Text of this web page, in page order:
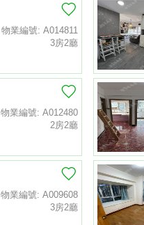
物業編號: A014811
3房2廳
物業編號: A012480
2房2廳
物業編號: A009608
3房2廳